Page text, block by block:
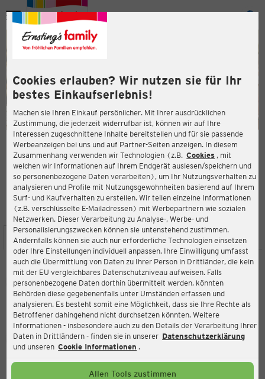
Cookies erlauben? Wir nutzen sie für Ihr
bestes Einkaufserlebnis!
Machen sie Ihren Einkauf persönlicher. Mit Ihrer ausdrücklichen
Zustimmung, die jederzeit widerrufbar ist, können wir auf Ihre
Interessen zugeschnittene Inhalte bereitstellen und für sie passende
Werbeanzeigen bei uns und auf Partner-Seiten anzeigen. In diesem
Zusammenhang verwenden wir Technologien (z.B. Cookies , mit
welchen wir Informationen auf Ihrem Endgerät auslesen/speichern und
so personenbezogene Daten verarbeiten), um Ihr Nutzungsverhalten zu
analysieren und Profile mit Nutzungsgewohnheiten basierend auf Ihrem
Surf- und Kaufverhalten zu erstellen. Wir teilen einzelne Informationen
(z.B. verschlüsselte E-Mailadressen) mit Werbepartnern wie sozialen
Netzwerken. Dieser Verarbeitung zu Analyse-, Werbe- und
Personalisierungszwecken können sie untenstehend zustimmen.
Andernfalls können sie auch nur erforderliche Technologien einsetzen
oder Ihre Einstellungen individuell anpassen. Ihre Einwilligung umfasst
auch die Übermittlung von Daten zu Ihrer Person in Drittländer, die kein
mit der EU vergleichbares Datenschutzniveau aufweisen. Falls
personenbezogene Daten dorthin übermittelt werden, könnten
Behörden diese gegebenenfalls unter Umständen erfassen und
analysieren. Es besteht somit eine Möglichkeit, dass sie Ihre Rechte als
Betroffener dahingehend nicht durchsetzen könnten. Weitere
Informationen - insbesondere auch zu den Details der Verarbeitung Ihrer
Daten in Drittländern - finden sie in unserer Datenschutzerklärung
und unseren Cookie Informationen .
Allen Tools zustimmen
Menü
ERNSTING'S FAMILY FILIALE
Steinstr. 7
59368 Werne
4,7
Bewertung:
STANDORT SERVICES SORTIMENT AKTIONEN
Ernsting's family
Steinstr. 7, 59368 Werne
Aktuell:
Geöffnet